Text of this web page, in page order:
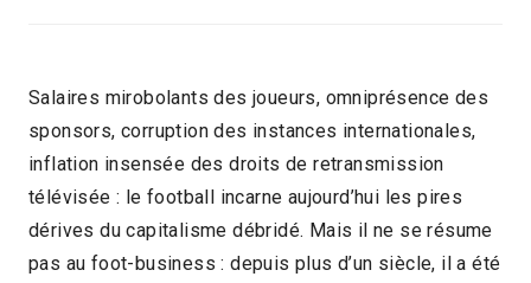
Salaires mirobolants des joueurs, omniprésence des
sponsors, corruption des instances internationales,
inflation insensée des droits de retransmission
télévisée : le football incarne aujourd’hui les pires
dérives du capitalisme débridé. Mais il ne se résume
pas au foot-business : depuis plus d’un siècle, il a été